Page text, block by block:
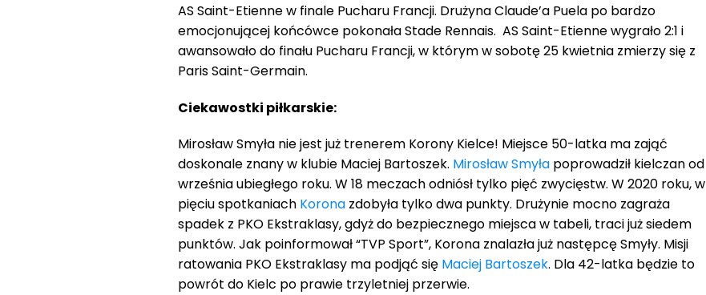
AS Saint-Etienne w finale Pucharu Francji. Drużyna Claude’a Puela po bardzo
emocjonującej końcówce pokonała Stade Rennais. AS Saint-Etienne wygrało 2:1 i
awansowało do finału Pucharu Francji, w którym w sobotę 25 kwietnia zmierzy się z
Paris Saint-Germain.
Ciekawostki piłkarskie:
Mirosław Smyła nie jest już trenerem Korony Kielce! Miejsce 50-latka ma zająć
doskonale znany w klubie Maciej Bartoszek. Mirosław Smyła poprowadził kielczan od
września ubiegłego roku. W 18 meczach odniósł tylko pięć zwycięstw. W 2020 roku, w
pięciu spotkaniach Korona zdobyła tylko dwa punkty. Drużynie mocno zagraża
spadek z PKO Ekstraklasy, gdyż do bezpiecznego miejsca w tabeli, traci już siedem
punktów. Jak poinformował “TVP Sport”, Korona znalazła już następcę Smyły. Misji
ratowania PKO Ekstraklasy ma podjąć się Maciej Bartoszek. Dla 42-latka będzie to
powrót do Kielc po prawie trzyletniej przerwie.